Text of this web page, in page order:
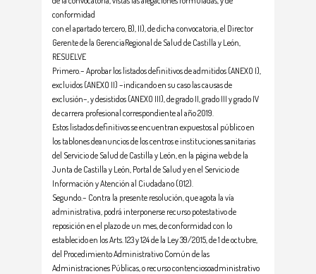
conformidad
con el apartado tercero, B), II), de dicha convocatoria, el Director
Gerente de la GerenciaRegional de Salud de Castilla y León,
RESUELVE
Primero.– Aprobar los listados definitivos de admitidos (ANEXO I),
excluidos (ANEXO II) –indicando en su caso las causas de
exclusión–, y desistidos (ANEXO III), de grado II, grado III y grado IV
de carrera profesional correspondiente al año 2019.
Estos listados definitivos se encuentran expuestos al público en
los tablones deanuncios de los centros e instituciones sanitarias
del Servicio de Salud de Castilla y León, en la página web de la
Junta de Castilla y León, Portal de Salud y en el Servicio de
Información y Atención al Ciudadano (012).
Segundo.– Contra la presente resolución, que agota la vía
administrativa, podrá interponerse recurso potestativo de
reposición en el plazo de un mes, de conformidad con lo
establecido en los Arts. 123 y 124 de la Ley 39/2015, de 1 de octubre,
del Procedimiento Administrativo Común de las
Administraciones Públicas, o recurso contenciosoadministrativo